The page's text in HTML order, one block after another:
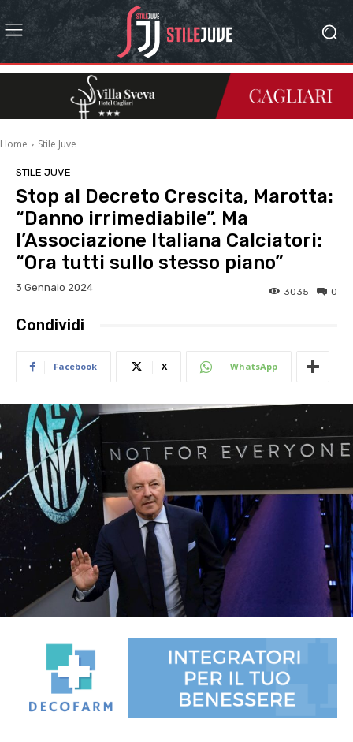
Home Stile Juve
STILE JUVE
Stop al Decreto Crescita, Marotta:
“Danno irrimediabile”. Ma
l’Associazione Italiana Calciatori:
“Ora tutti sullo stesso piano”
3 Gennaio 2024 0
3035
Condividi
Facebook X WhatsApp